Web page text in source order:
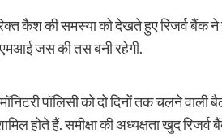
कैश की समस्या को देखते हुए रिजर्व बैंक ने
जस की तस बनी रहेगी.
पॉलिसी को दो दिनों तक चलने
होते हैं. समीक्षा की अध्यक्षता खुद रिजर्व